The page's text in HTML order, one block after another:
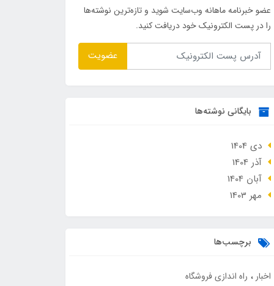
عضو خبرنامه ماهانه وب‌سایت شوید و تازه‌ترین نوشته‌ها
را در پست الکترونیک خود دریافت کنید.
عضویت
بایگانی نوشته‌ها
دی 1404
آذر 1404
آبان 1404
مهر 1403
برچسب‌ها
اخبار راه اندازی فروشگاه